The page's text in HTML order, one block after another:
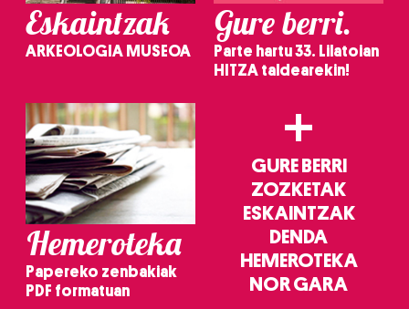
Eskaintzak
ARKEOLOGIA MUSEOA
Gure berri.
Parte hartu 33. Lilatoian
HITZA taldearekin!
Hemeroteka
Papereko zenbakiak
PDF formatuan
+
GURE BERRI
ZOZKETAK
ESKAINTZAK
DENDA
HEMEROTEKA
NOR GARA